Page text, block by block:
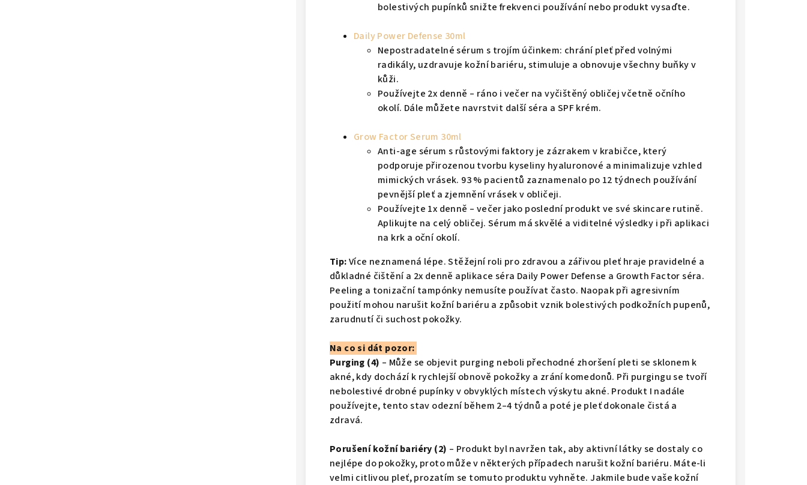
bolestivých pupínků snižte frekvenci používání nebo produkt vysaďte.
Daily Power Defense 30ml
Nepostradatelné sérum s trojím účinkem: chrání pleť před volnými
radikály, uzdravuje kožní bariéru, stimuluje a obnovuje všechny buňky v
kůži.
Používejte 2x denně – ráno i večer na vyčištěný obličej včetně očního
okolí. Dále můžete navrstvit další séra a SPF krém.
Grow Factor Serum 30ml
Anti-age sérum s růstovými faktory je zázrakem v krabičce, který
podporuje přirozenou tvorbu kyseliny hyaluronové a minimalizuje vzhled
mimických vrásek. 93 % pacientů zaznamenalo po 12 týdnech používání
pevnější pleť a zjemnění vrásek v obličeji.
Používejte 1x denně – večer jako poslední produkt ve své skincare rutině.
Aplikujte na celý obličej. Sérum má skvělé a viditelné výsledky i při aplikaci
na krk a oční okolí.
Tip:Více neznamená lépe. Stěžejní roli pro zdravou a zářivou pleť hraje pravidelné a
důkladné čištění a 2x denně aplikace séra Daily Power Defense a Growth Factor séra.
Peeling a tonizační tampónky nemusíte používat často. Naopak při agresivním
použití mohou narušit kožní bariéru a způsobit vznik bolestivých podkožních pupenů,
zarudnutí či suchost pokožky.
Na co si dát pozor:
Purging (4) – Může se objevit purging neboli přechodné zhoršení pleti se sklonem k
akné, kdy dochází k rychlejší obnově pokožky a zrání komedonů. Při purgingu se tvoří
nebolestivé drobné pupínky v obvyklých místech výskytu akné. Produkt I nadále
používejte, tento stav odezní během 2–4 týdnů a poté je pleť dokonale čistá a
zdravá.
Porušení kožní bariéry (2) – Produkt byl navržen tak, aby aktivní látky se dostaly co
nejlépe do pokožky, proto může v některých případech narušit kožní bariéru. Máte-li
velmi citlivou pleť, prozatím se tomuto produktu vyhněte. Jakmile bude vaše kožní